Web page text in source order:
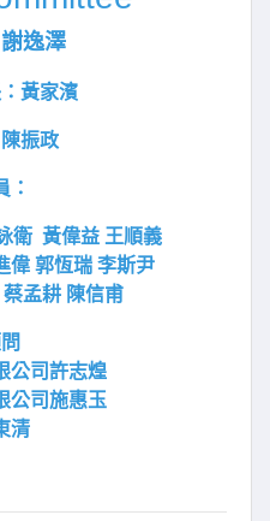
逸澤
黃家濱
陳振政
：
衛 黃偉益 王順義
偉 郭恆瑞 李斯尹
孟耕 陳信甫
公司許志煌
公司施惠玉
清